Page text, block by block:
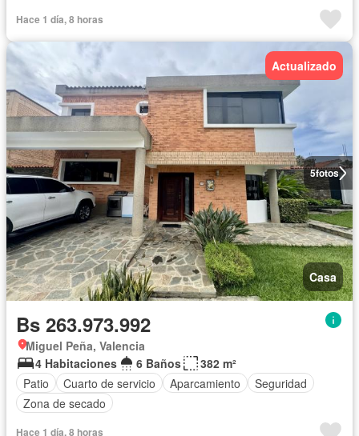
Hace 1 día, 8 horas
5fotos
Actualizado
Casa
Bs 263.973.992
Miguel Peña, Valencia
4 Habitaciones
6 Baños
382 m²
Patio
Cuarto de servicio Aparcamiento
Seguridad
Zona de secado
Hace 1 día, 8 horas